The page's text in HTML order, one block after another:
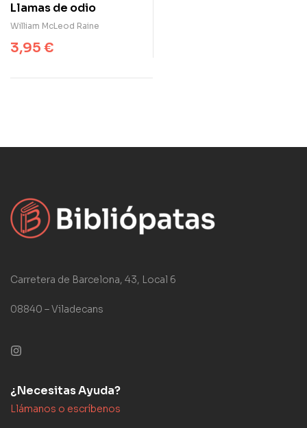
Llamas de odio
William McLeod Raine
3,95 €
Carretera de Barcelona, 43, Local 6
08840 – Viladecans
¿Necesitas Ayuda?
Llámanos o escríbenos